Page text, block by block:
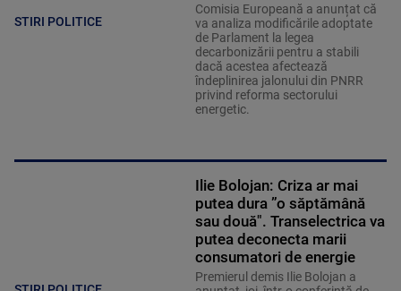
STIRI POLITICE
Comisia Europeană a anunțat că
va analiza modificările adoptate
de Parlament la legea
decarbonizării pentru a stabili
dacă acestea afectează
îndeplinirea jalonului din PNRR
privind reforma sectorului
energetic.
Ilie Bolojan: Criza ar mai
putea dura ”o săptămână
sau două". Transelectrica va
putea deconecta marii
consumatori de energie
Premierul demis Ilie Bolojan a